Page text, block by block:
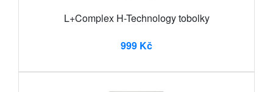
L+Complex H-Technology tobolky
999 Kč